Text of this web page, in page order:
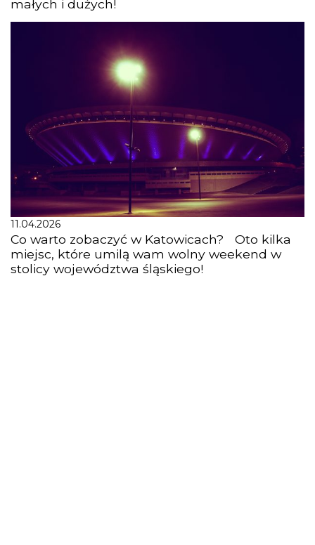
małych i dużych!
11.04.2026
Co warto zobaczyć w Katowicach? Oto kilka
miejsc, które umilą wam wolny weekend w
stolicy województwa śląskiego!